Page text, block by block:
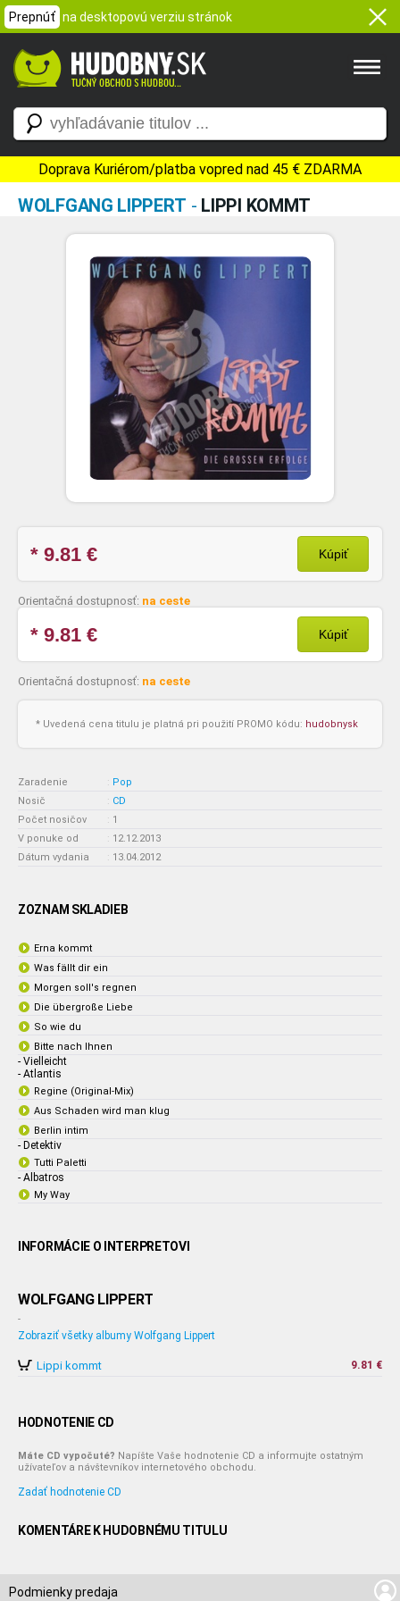
Prepnúť na desktopovú verziu stránok
Doprava Kuriérom/platba vopred nad 45 € ZDARMA
WOLFGANG LIPPERT - LIPPI KOMMT
* 9.81 € Kúpiť
Orientačná dostupnosť: na ceste
* 9.81 € Kúpiť
Orientačná dostupnosť: na ceste
* Uvedená cena titulu je platná pri použití PROMO kódu: hudobnysk
Zaradenie : Pop
Nosič
: CD
Počet nosičov
: 1
V ponuke od
: 12.12.2013
Dátum vydania
: 13.04.2012
ZOZNAM SKLADIEB
Erna kommt
Was fällt dir ein
Morgen soll's regnen
Die übergroße Liebe
So wie du
Bitte nach Ihnen
- Vielleicht
- Atlantis
Regine (Original-Mix)
Aus Schaden wird man klug
Berlin intim
- Detektiv
Tutti Paletti
- Albatros
My Way
INFORMÁCIE O INTERPRETOVI
WOLFGANG LIPPERT
-
Zobraziť všetky albumy Wolfgang Lippert
Lippi kommt 9.81 €
HODNOTENIE CD
Máte CD vypočuté? Napíšte Vaše hodnotenie CD a informujte ostatným
užívateľov a návštevníkov internetového obchodu.
Zadať hodnotenie CD
KOMENTÁRE K HUDOBNÉMU TITULU
Podmienky predaja